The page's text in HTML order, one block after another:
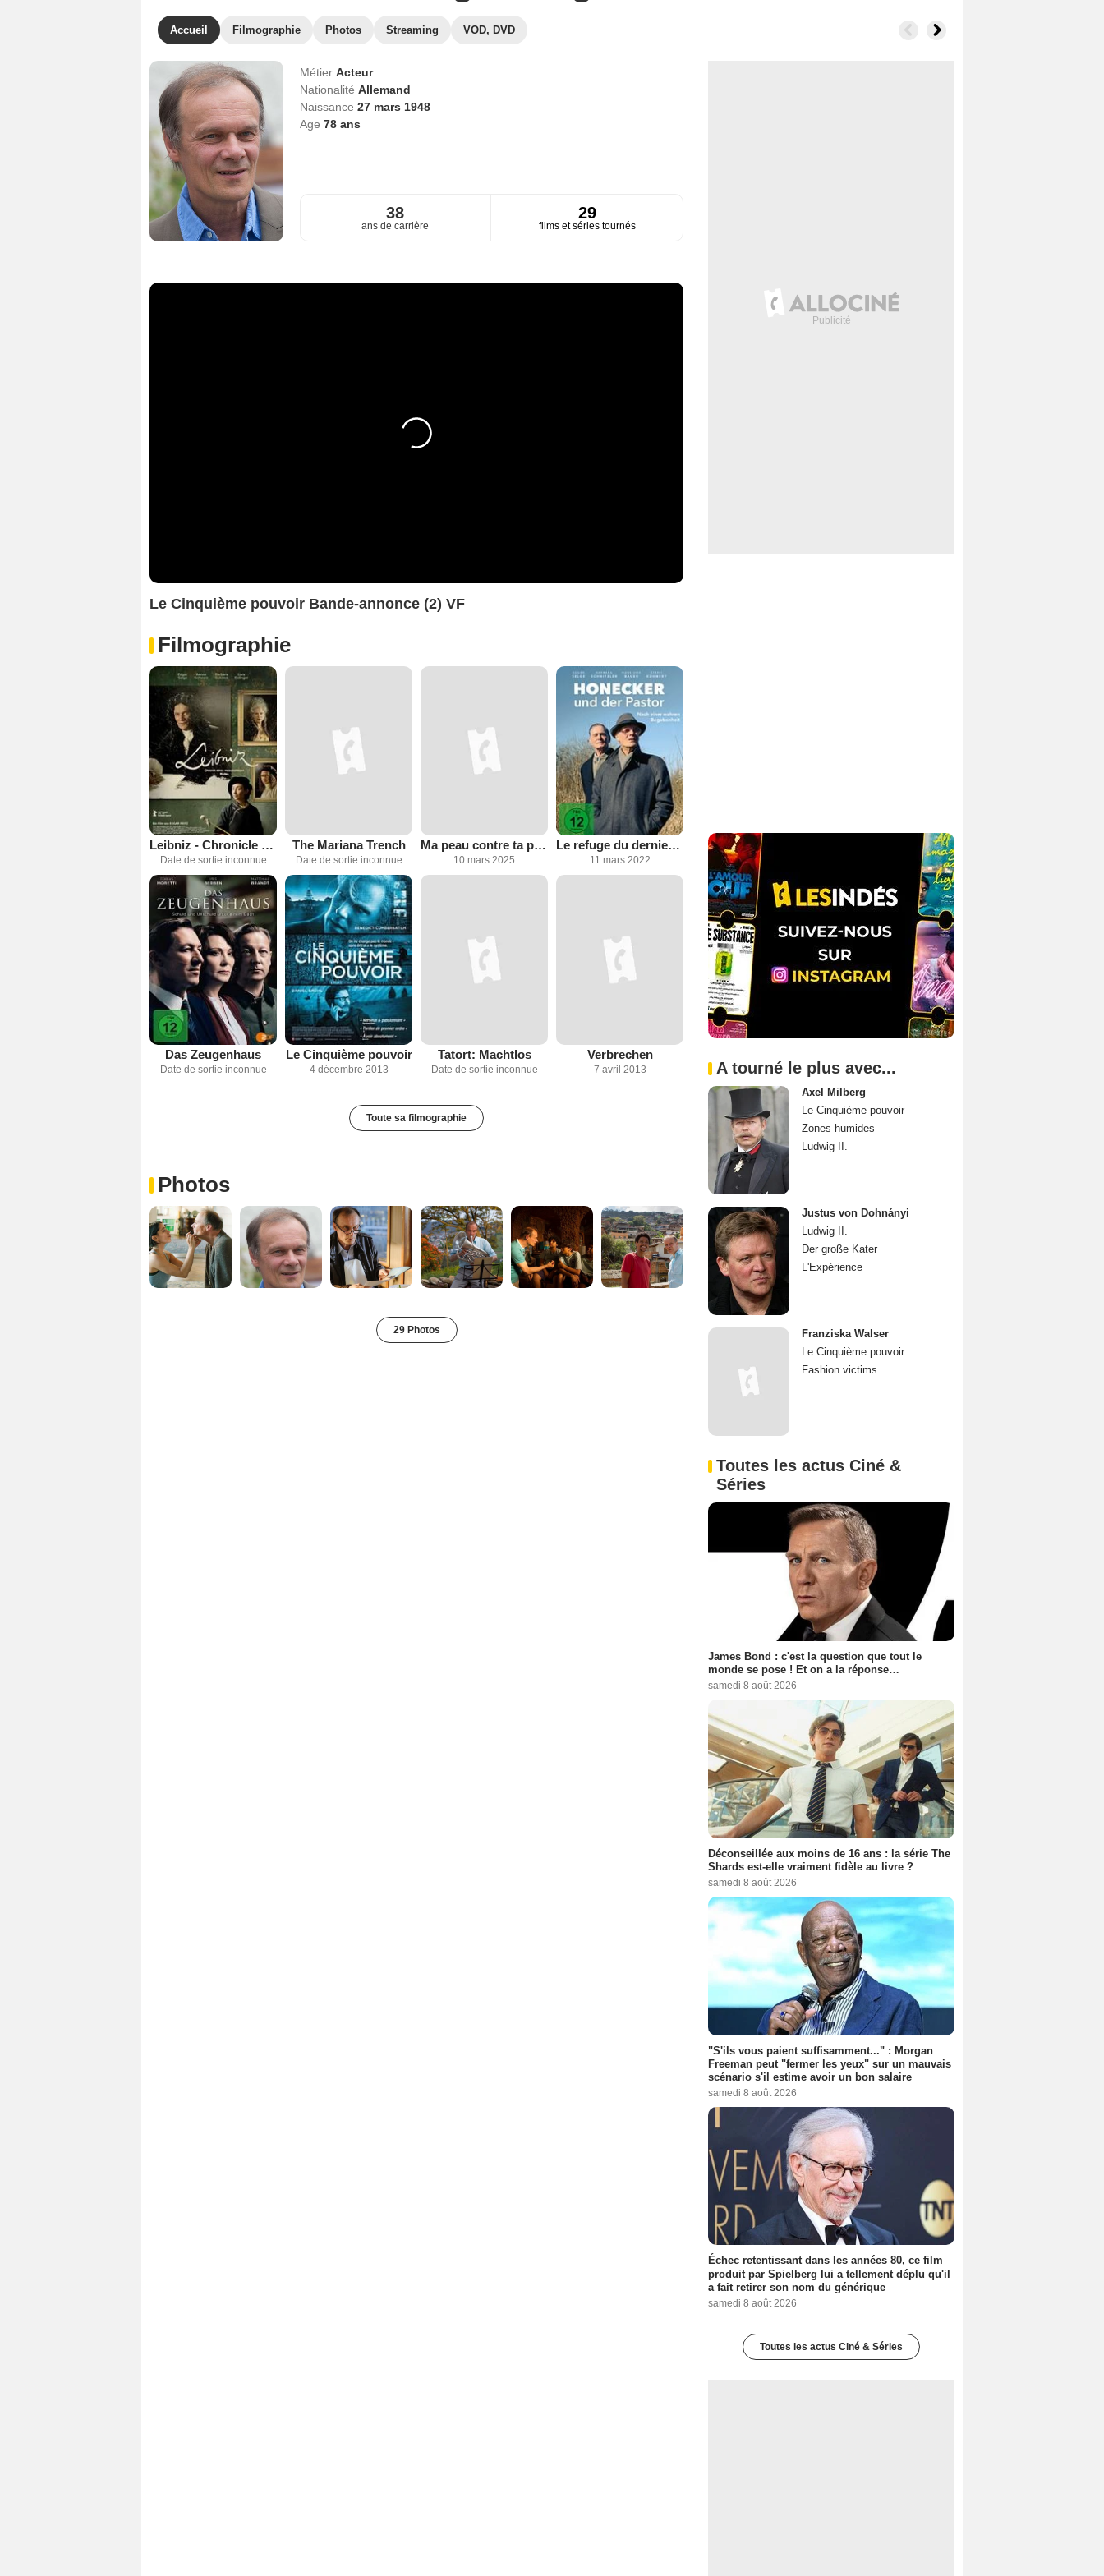
Accueil Filmographie Photos Streaming VOD, DVD
Métier Acteur
Nationalité Allemand
Naissance 27 mars 1948
Age 78ans
38
ans de carrière
29
films et séries tournés
Le Cinquième pouvoir Bande-annonce (2) VF
Filmographie
Leibniz - Chronicle of a Lost Painting
Date de sortie inconnue
The Mariana Trench
Date de sortie inconnue
Ma peau contre ta peau
10 mars 2025
Le refuge du dernier président
11 mars 2022
Das Zeugenhaus
Date de sortie inconnue
Le Cinquième pouvoir
4 décembre 2013
Tatort: Machtlos
Date de sortie inconnue
Verbrechen
7 avril 2013
Toute sa filmographie
Photos
29 Photos
A tourné le plus avec...
Axel Milberg
Le Cinquième pouvoir
Zones humides
Ludwig II.
Justus von Dohnányi
Ludwig II.
Der große Kater
L'Expérience
Franziska Walser
Le Cinquième pouvoir
Fashion victims
Toutes les actus Ciné &
Séries
James Bond : c'est la question que tout le
monde se pose ! Et on a la réponse…
samedi 8 août 2026
Déconseillée aux moins de 16 ans : la série The
Shards est-elle vraiment fidèle au livre ?
samedi 8 août 2026
"S'ils vous paient suffisamment..." : Morgan
Freeman peut "fermer les yeux" sur un mauvais
scénario s'il estime avoir un bon salaire
samedi 8 août 2026
Échec retentissant dans les années 80, ce film
produit par Spielberg lui a tellement déplu qu'il
a fait retirer son nom du générique
samedi 8 août 2026
Toutes les actus Ciné & Séries